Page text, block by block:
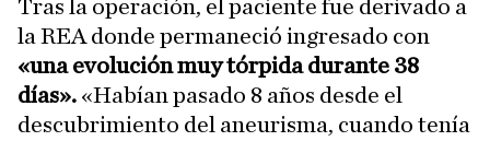
Tras la operación, el paciente fue derivado a
la REA donde permaneció ingresado con
«una evolución muy tórpida durante 38
días». «Habían pasado 8 años desde el
descubrimiento del aneurisma, cuando tenía